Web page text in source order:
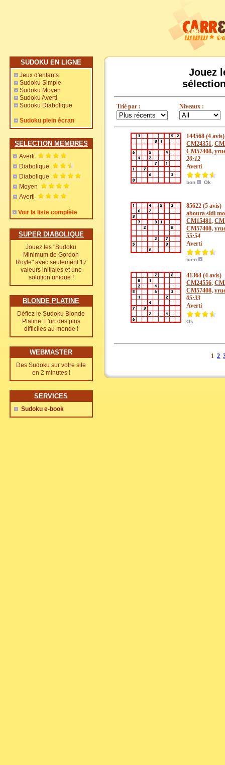
SUDOKU EN LIGNE
Jeux d'enfants
Sudoku Simple
Sudoku Moyen
Sudoku Averti
Sudoku Diabolique
Sudoku plein écran
SELECTION MEMBRES
Averti
Diabolique
Diabolique
Moyen
Averti
Voir la liste complète
SUPER DIABOLIQUE
Jouez les "Sudoku
Minimum de Gordon
Royle" avec seulement 17
valeurs initiales et une
solution unique !
BLONDE PLATINE
Défiez le Sudoku Blonde
Platine. L'un des plus
difficiles au monde !
WEBMASTER
Des Sudoku sur votre site
en 2 minutes !
SERVICES
Sudoku e-book
Jouez
Trié par : Niveaux :
144568 (4 avis)
CM24351,
CM57408,
20:12
Averti
bon Ok
85622 (5 avis)
aboura sidi
CM15481,
CM57408,
55:54
Averti
bien
41364 (4 avis)
CM24556,
CM57408,
05:33
Averti
Ok
12